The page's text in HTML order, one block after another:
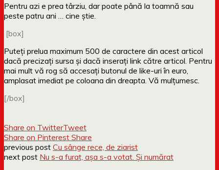
Pentru azi e prea târziu, dar poate până la toamnă sau
peste patru ani … cine știe.
[box]
Puteți prelua maximum 500 de caractere din acest articol
dacă precizați sursa și dacă inserați link către articol. Pentru
mai mult vă rog să accesați butonul de like-uri în euro,
amplasat imediat pe coloana din dreapta. Vă mulțumesc.
[/box]
Share on TwitterTweet
Share on Pinterest Share
previous post Cu sânge rece, de ziarist
next post Nu s-a furat, așa s-a votat. Și numărat